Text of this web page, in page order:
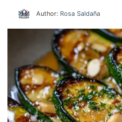
Author: Rosa Saldaña